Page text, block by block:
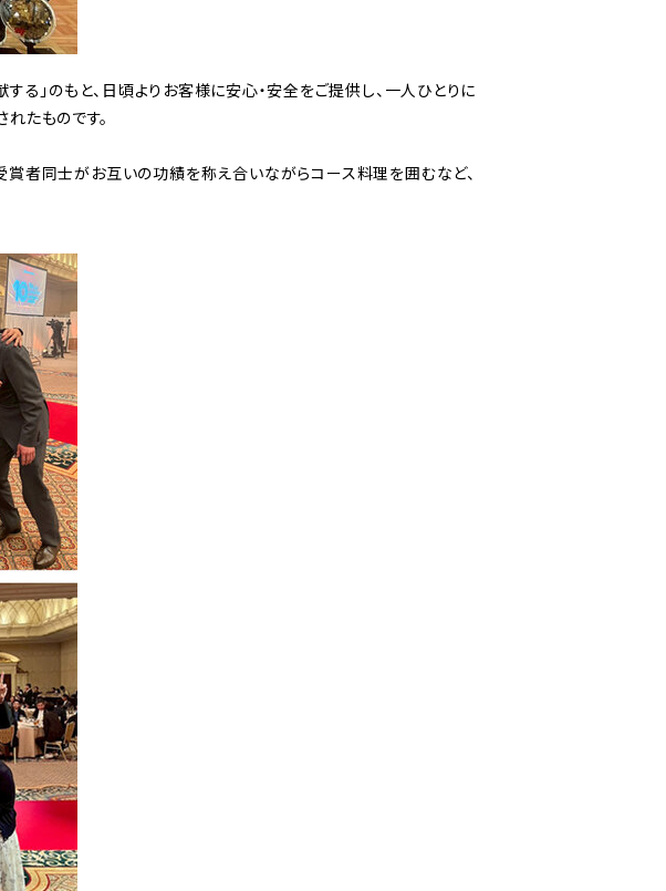
」のもと、日頃よりお客様に安心・安全をご提供し、一人ひとりに
たものです。
者同士がお互いの功績を称え合いながらコース料理を囲むなど、